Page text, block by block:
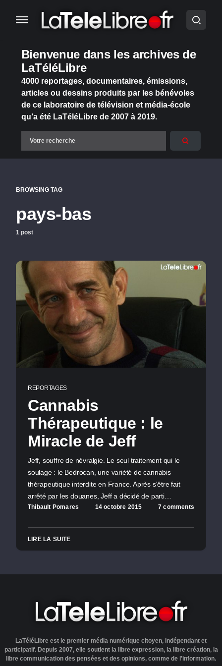
Bienvenue dans les archives de
LaTéléLibre
4000 reportages, documentaires, émissions,
articles ou dessins produits par les bénévoles
de ce laboratoire de télévision et média-école
qu’a été LaTéléLibre de 2007 à 2019.
BROWSING TAG
pays-bas
1 post
REPORTAGES
Cannabis
Thérapeutique : le
Miracle de Jeff
Jeff, souffre de névralgie. Le seul traitement qui le
soulage : le Bedrocan, une variété de cannabis
thérapeutique interdite en France. Après s'être fait
arrêté par les douanes, Jeff a décidé de parti…
Thibault Pomares 14 octobre 2015 7 comments
LIRE LA SUITE
LaTéléLibre est le premier média numérique citoyen, indépendant et
participatif. Depuis 2007, elle soutient la libre expression, la libre création, la
libre communication des pensées et des opinions, comme de l’information.